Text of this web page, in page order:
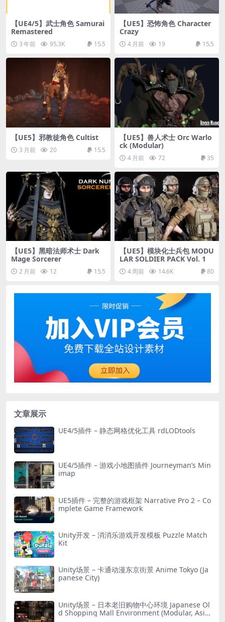
【UE4/5】武士角色 Samurai
Remastered
3 年前 95.3K 15.5
【UE5】恐怖角色 Character
Crazy
4 月前 19 15.5
【UE5】邪教徒角色 Cultist
3 月前 20 15.5
【UE5】兽人术士 Orc Warlo
ck (Modular)
4 月前 72 35
【UE5】黑暗法师术士 Dark
Mage Sorcerer
2 月前 12 15.5
【UE5】模块化士兵包 MODU
LAR SOLDIER PACK Vol. 1
4 周前 14.6K 80
文章展示
UE4/5插件 – 静态网格优化工具 rdLODtools
UE4/5插件 – 游戏小地图插件 Journeyman’s Min
imap
UE5插件 – 完整的游戏框架 Narrative Pro 2 – Co
mplete Game Framework
Unity开发 – 消消乐游戏开发模板 Puzzle Match
Kit
Unity场景 – 卡通动漫东京街景 Anime Tokyo (Ja
panese City)
Unity场景 – 日本老旧购物中心环境 Japanese Ol
d Shopping Mall Environment (Modular, Asia